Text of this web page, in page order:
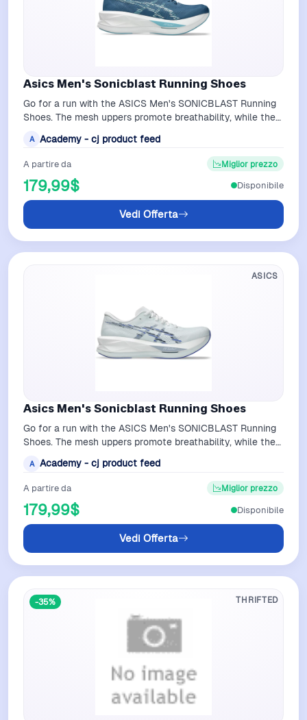
Asics Men's Sonicblast Running Shoes
Go for a run with the ASICS Men's SONICBLAST Running
Shoes. The mesh uppers promote breathability, while the
A Academy - cj product feed
A partire da
179,99$
Miglior prezzo
Vedi Offerta
Disponibile
ASICS
Asics Men's Sonicblast Running Shoes
Go for a run with the ASICS Men's SONICBLAST Running
Shoes. The mesh uppers promote breathability, while the
A Academy - cj product feed
A partire da
179,99$
Miglior prezzo
Vedi Offerta
Disponibile
-35% THRIFTED